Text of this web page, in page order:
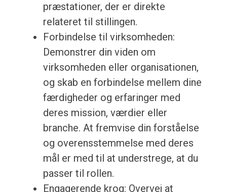
præstationer, der er direkte
relateret til stillingen.
Forbindelse til virksomheden:
Demonstrer din viden om
virksomheden eller organisationen,
og skab en forbindelse mellem dine
færdigheder og erfaringer med
deres mission, værdier eller
branche. At fremvise din forståelse
og overensstemmelse med deres
mål er med til at understrege, at du
passer til rollen.
Engagerende krog: Overvej at